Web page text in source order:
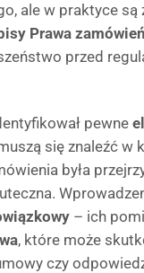
ale w praktyce są
Prawa
przed
pewne
się znaleźć w
była
– ich
, które może
czy